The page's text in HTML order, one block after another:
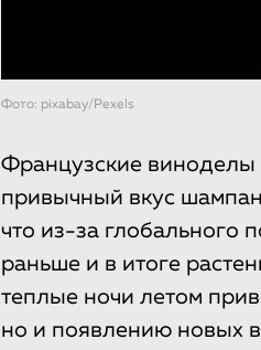
Фото: pixabay/Pexels
Французские виноделы
привычный вкус
что из-за глобального
раньше и в итоге
теплые ночи летом
но и появлению новых